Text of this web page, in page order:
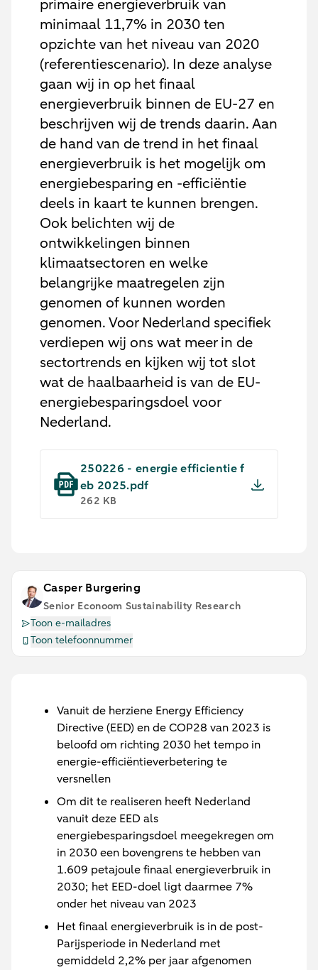
primaire energieverbruik van
minimaal 11,7% in 2030 ten
opzichte van het niveau van 2020
(referentiescenario). In deze analyse
gaan wij in op het finaal
energieverbruik binnen de EU-27 en
beschrijven wij de trends daarin. Aan
de hand van de trend in het finaal
energieverbruik is het mogelijk om
energiebesparing en -efficiëntie
deels in kaart te kunnen brengen.
Ook belichten wij de
ontwikkelingen binnen
klimaatsectoren en welke
belangrijke maatregelen zijn
genomen of kunnen worden
genomen. Voor Nederland specifiek
verdiepen wij ons wat meer in de
sectortrends en kijken wij tot slot
wat de haalbaarheid is van de EU-
energiebesparingsdoel voor
Nederland.
250226 - energie efficientie f
eb 2025.pdf
262 KB
Casper Burgering
Senior Econoom Sustainability Research
Toon e-mailadres
Toon telefoonnummer
Vanuit de herziene Energy Efficiency
Directive (EED) en de COP28 van 2023 is
beloofd om richting 2030 het tempo in
energie-efficiëntieverbetering te
versnellen
Om dit te realiseren heeft Nederland
vanuit deze EED als
energiebesparingsdoel meegekregen om
in 2030 een bovengrens te hebben van
1.609 petajoule finaal energieverbruik in
2030; het EED-doel ligt daarmee 7%
onder het niveau van 2023
Het finaal energieverbruik is in de post-
Parijsperiode in Nederland met
gemiddeld 2,2% per jaar afgenomen